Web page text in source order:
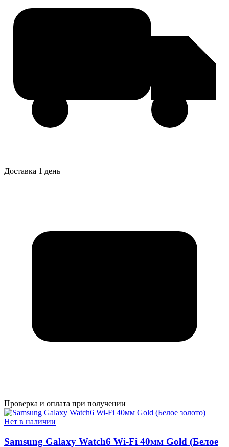
Доставка 1 день
Проверка и оплата при получении
Нет в наличии
Samsung Galaxy Watch6 Wi-Fi 40мм Gold (Белое